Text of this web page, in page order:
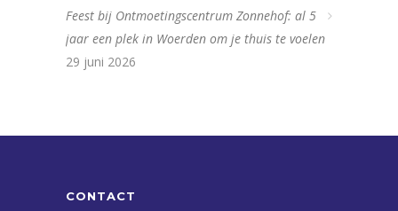
Feest bij Ontmoetingscentrum Zonnehof: al 5
jaar een plek in Woerden om je thuis te voelen
29 juni 2026
CONTACT